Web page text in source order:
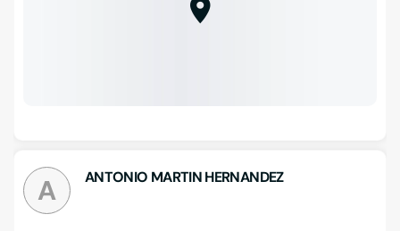
A ANTONIO MARTIN HERNANDEZ